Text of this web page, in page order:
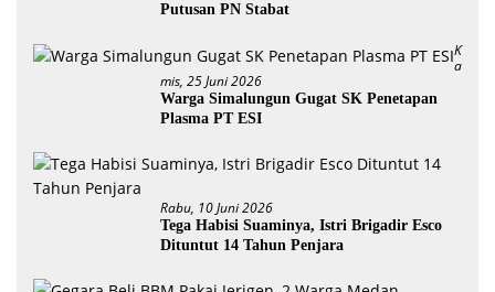
Putusan PN Stabat
K
A
Mis, 25 Juni 2026
Warga Simalungun Gugat SK Penetapan
Plasma PT ESI
Rabu, 10 Juni 2026
Tega Habisi Suaminya, Istri Brigadir Esco
Dituntut 14 Tahun Penjara